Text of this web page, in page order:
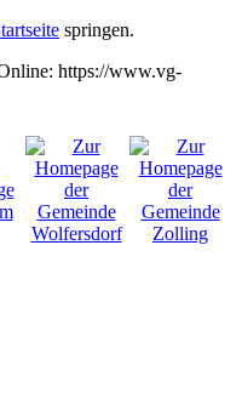
springen.
https://www.vg-